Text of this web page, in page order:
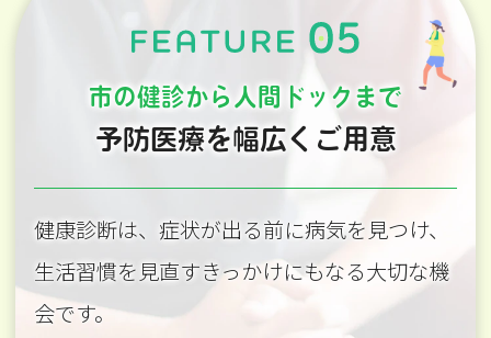
市の健診から人間ドックまで
予防医療を幅広くご用意
健康診断は、症状が出る前に病気を見つけ、
生活習慣を見直すきっかけにもなる大切な機
会です。